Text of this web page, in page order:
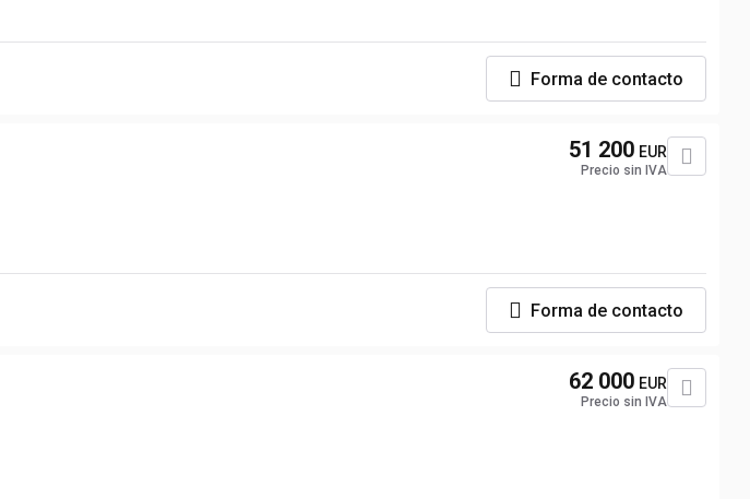
Forma de contacto
51 200 EUR
Precio sin IVA
Forma de contacto
62 000 EUR
Precio sin IVA